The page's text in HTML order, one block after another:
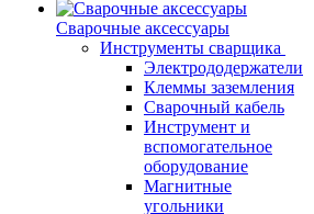
Сварочные аксессуары
Инструменты сварщика
Электрододержатели
Клеммы заземления
Сварочный кабель
Инструмент и
вспомогательное
оборудование
Магнитные
угольники